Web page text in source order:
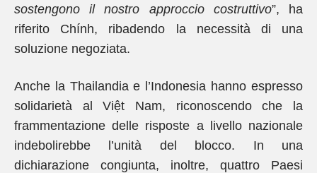
sostengono il nostro approccio costruttivo”, ha
riferito Chính, ribadendo la necessità di una
soluzione negoziata.
Anche la Thailandia e l’Indonesia hanno espresso
solidarietà al Việt Nam, riconoscendo che la
frammentazione delle risposte a livello nazionale
indebolirebbe l’unità del blocco. In una
dichiarazione congiunta, inoltre, quattro Paesi